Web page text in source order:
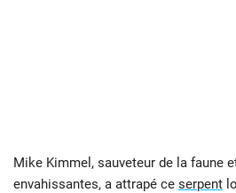
Mike Kimmel, sauveteur de la faune
envahissantes, a attrapé ce serpent